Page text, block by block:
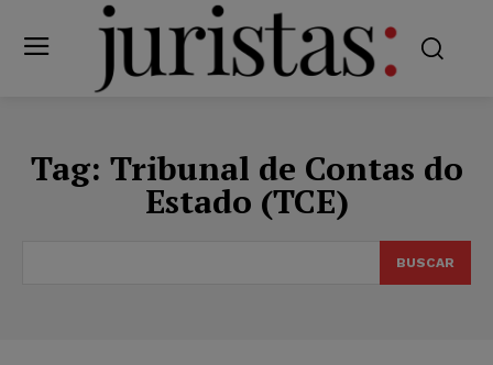
Tag: Tribunal de Contas do
Estado (TCE)
BUSCAR